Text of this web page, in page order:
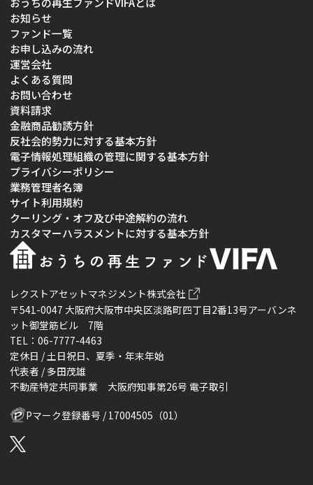
レクストアセットマネジメント株式会社
〒541-0047 大阪府大阪市中央区淡路町四丁目2番13号アーバンネ
ット御堂筋ビル 7階
TEL：06-7777-4463
定休日 / 土日祝日、夏季・年末年始
代表者 / 多田茂雄
不動産特定共同事業 大阪府知事第26号 電子取引
Pマーク登録番号 / 17004505（01）
お知らせ
ファンド一覧
お申し込みの流れ
運営会社
よくある質問
お問い合わせ
資料請求
金融商品勧誘方針
反社会的勢力に対する基本方針
電子情報処理組織の管理に関する基本方針
プライバシーポリシー
業務管理者名簿
サイト利用規約
クーリング・オフ及び中途解約の流れ
カスタマーハラスメントに対する基本方針